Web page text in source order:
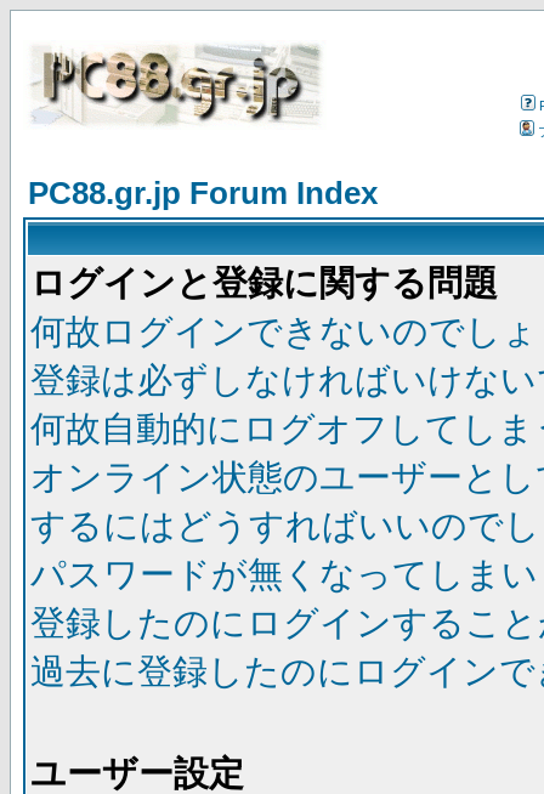
PC88.gr.jp Forum Index
ログインと登録に関する問題
何故ログインできないのでし
登録は必ずしなければいけな
何故自動的にログオフしてし
オンライン状態のユーザーと
するにはどうすればいいので
パスワードが無くなってしま
登録したのにログインするこ
過去に登録したのにログイン
ユーザー設定